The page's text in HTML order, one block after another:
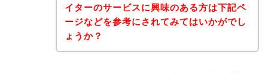
イターのサービスに興味のある方は下記ペ
ージなどを参考にされてみてはいかがでし
ょうか？